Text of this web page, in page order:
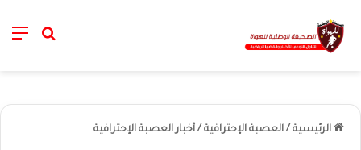
خانة
الرئيسية / العصبة الإحترافية / أخبار العصبة الإحترافية